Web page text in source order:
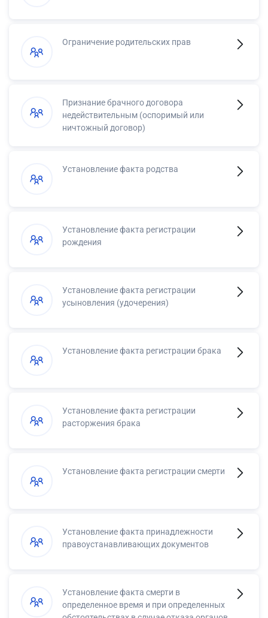
Ограничение родительских прав
Признание брачного договора
недействительным (оспоримый или
ничтожный договор)
Установление факта родства
Установление факта регистрации
рождения
Установление факта регистрации
усыновления (удочерения)
Установление факта регистрации брака
Установление факта регистрации
расторжения брака
Установление факта регистрации смерти
Установление факта принадлежности
правоустанавливающих документов
Установление факта смерти в
определенное время и при определенных